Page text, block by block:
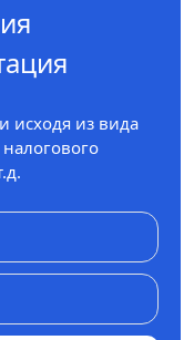
исходя из вида